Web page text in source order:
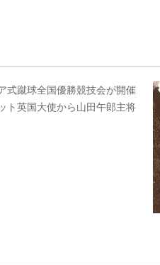
式蹴球全国優勝競技会が開催
ト英国大使から山田午郎主将